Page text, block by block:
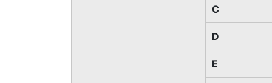
C
D
E